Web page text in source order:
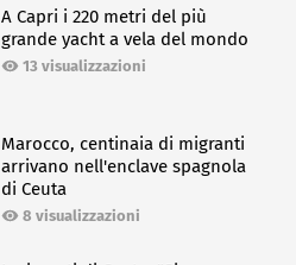
A Capri i 220 metri del più
grande yacht a vela del mondo
13 visualizzazioni
Marocco, centinaia di migranti
arrivano nell'enclave spagnola
di Ceuta
8 visualizzazioni